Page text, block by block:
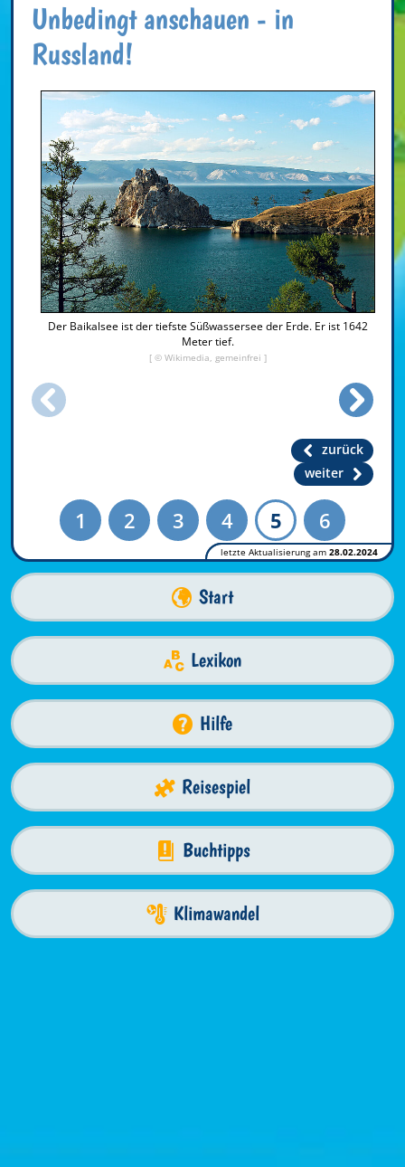
Unbedingt anschauen - in
Russland!
Der Baikalsee ist der tiefste Süßwassersee der Erde. Er ist 1642
Meter tief.
[ © Wikimedia, gemeinfrei ]
zurück
weiter
1 2 3 4 5 6
letzte Aktualisierung am 28.02.2024
Start
Lexikon
Hilfe
Reisespiel
Buchtipps
Klimawandel